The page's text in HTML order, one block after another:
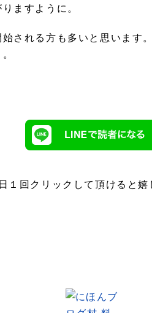
ますように。
される方も多いと思います。
１回クリックして頂けると嬉